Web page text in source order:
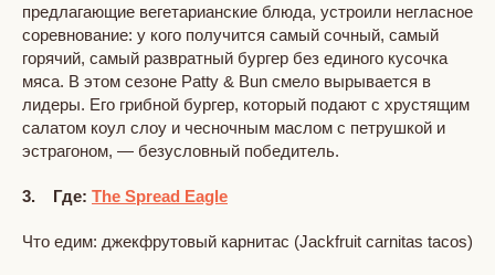
предлагающие вегетарианские блюда, устроили негласное
соревнование: у кого получится самый сочный, самый
горячий, самый развратный бургер без единого кусочка
мяса. В этом сезоне Patty & Bun смело вырывается в
лидеры. Его грибной бургер, который подают с хрустящим
салатом коул слоу и чесночным маслом с петрушкой и
эстрагоном, — безусловный победитель.
3. Где: The Spread Eagle
Что едим: джекфрутовый карнитас (Jackfruit carnitas tacos)